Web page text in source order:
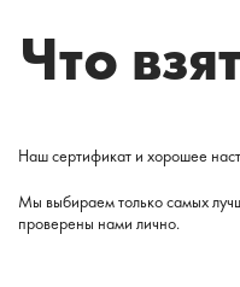
Что
Наш сертификат и хорошее
Мы выбираем только самых
проверены нами лично.